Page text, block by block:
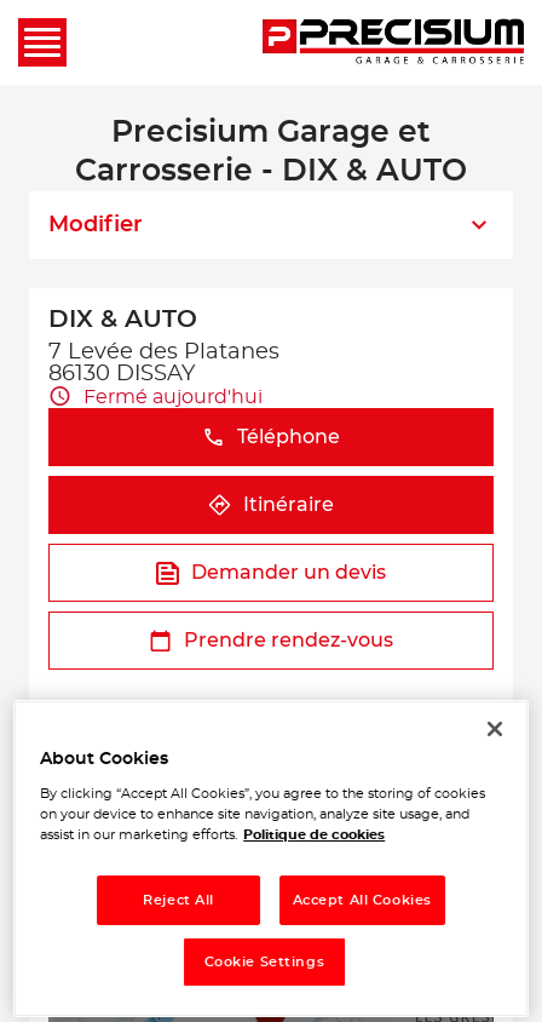
Precisium Garage et
Carrosserie - DIX & AUTO
Modifier
DIX & AUTO
7 Levée des Platanes
86130 DISSAY
Fermé aujourd'hui
Téléphone
Itinéraire
Demander un devis
Prendre rendez-vous
+
About Cookies
By clicking “Accept All Cookies”, you agree to the storing of cookies
on your device to enhance site navigation, analyze site usage, and
assist in our marketing efforts.
Politique de cookies
Reject All Accept All Cookies
Cookie Settings